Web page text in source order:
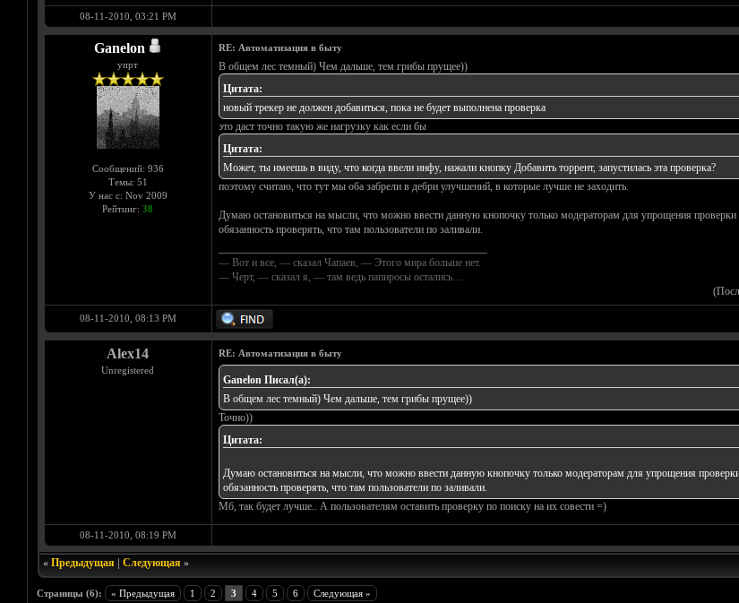
08-11-2010, 03:21 PM
Ganelon
упрт
Сообщений: 936
Темы: 51
У нас с: Nov 2009
Рейтинг: 38
RE: Автоматизация в быту
В общем лес темный) Чем дальше, тем грибы прущее))
Цитата:
новый трекер не должен добавиться, пока не будет выполнена проверка
это даст точно такую же нагрузку как если бы
Цитата:
Может, ты имеешь в виду, что когда ввели инфу, нажали кнопку Добавить торрент, запустилась эта проверка?
поэтому считаю, что тут мы оба забрели в дебри улучшений, в которые лучше не заходить.
Думаю остановиться на мысли, что можно ввести данную кнопочку только модераторам для упрощения
обязанность проверять, что там пользователи по заливали.
— Вот и все, — сказал Чапаев, — Этого мира больше нет.
— Черт, — сказал я, — там ведь папиросы остались…
08-11-2010, 08:13 PM
Alex14
Unregistered
RE: Автоматизация в быту
Ganelon Писал(а):
В общем лес темный) Чем дальше, тем грибы прущее))
Точно))
Цитата:
Думаю остановиться на мысли, что можно ввести данную кнопочку только модераторам для упрощения
обязанность проверять, что там пользователи по заливали.
Мб, так будет лучше.. А пользователям оставить проверку по поиску на их совести =)
08-11-2010, 08:19 PM
« Предыдущая| Следующая»
Страницы (6): « Предыдущая 1 2 3 4 5 6 Следующая »